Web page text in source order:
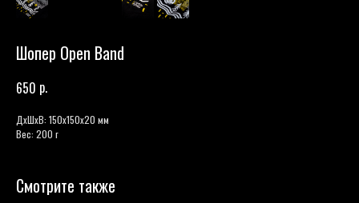
Шопер Open Band
650 р.
ДxШxВ: 150x150x20 мм
Вес: 200 г
Смотрите также